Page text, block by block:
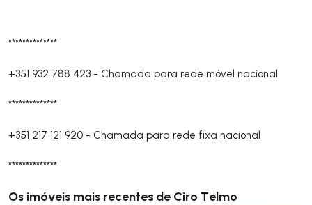
**************
+351 932 788 423 - Chamada para rede móvel nacional
**************
+351 217 121 920 - Chamada para rede fixa nacional
**************
Os imóveis mais recentes de Ciro Telmo